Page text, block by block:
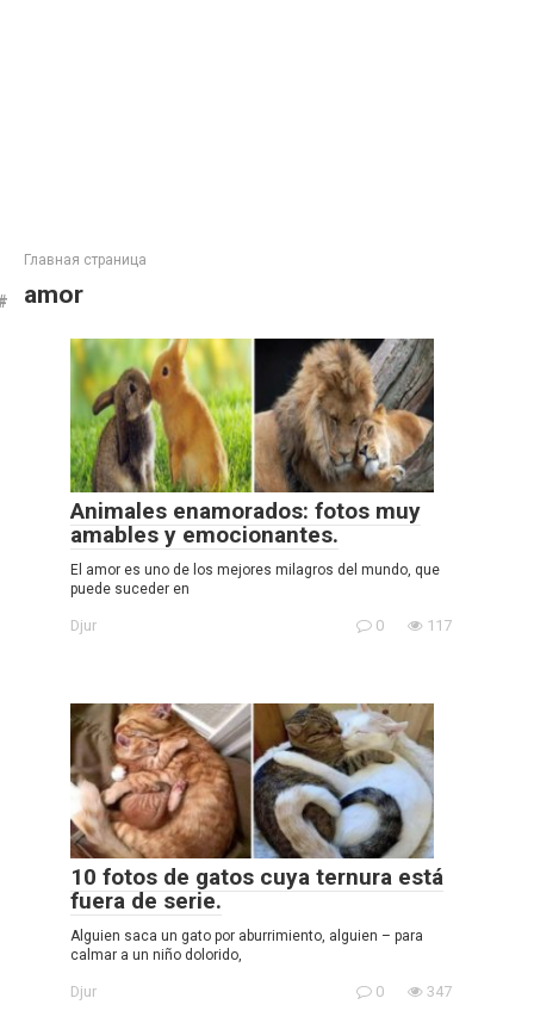
Главная страница
amor
Animales enamorados: fotos muy
amables y emocionantes.
El amor es uno de los mejores milagros del mundo, que
puede suceder en
Djur 0 117
10 fotos de gatos cuya ternura está
fuera de serie.
Alguien saca un gato por aburrimiento, alguien – para
calmar a un niño dolorido,
Djur 0 347